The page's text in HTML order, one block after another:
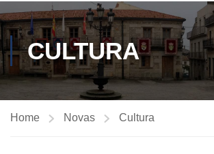
CULTURA
Home Novas Cultura